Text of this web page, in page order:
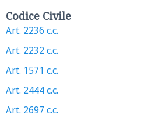
Codice Civile
Art. 2236 c.c.
Art. 2232 c.c.
Art. 1571 c.c.
Art. 2444 c.c.
Art. 2697 c.c.